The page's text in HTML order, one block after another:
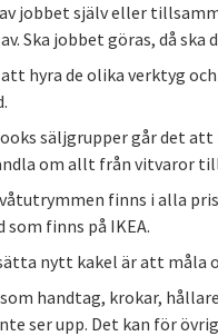
jobbet själv eller
Ska jobbet göras, då
hyra de olika verktyg
säljgrupper går det
om allt från vitvaror
finns i alla
finns på IKEA.
nytt kakel är att måla
handtag, krokar,
ser upp. Det kan för